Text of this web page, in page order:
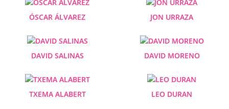
ÓSCAR ÁLVAREZ JON URRAZA
DAVID SALINAS DAVID MORENO
TXEMA ALABERT LEO DURAN